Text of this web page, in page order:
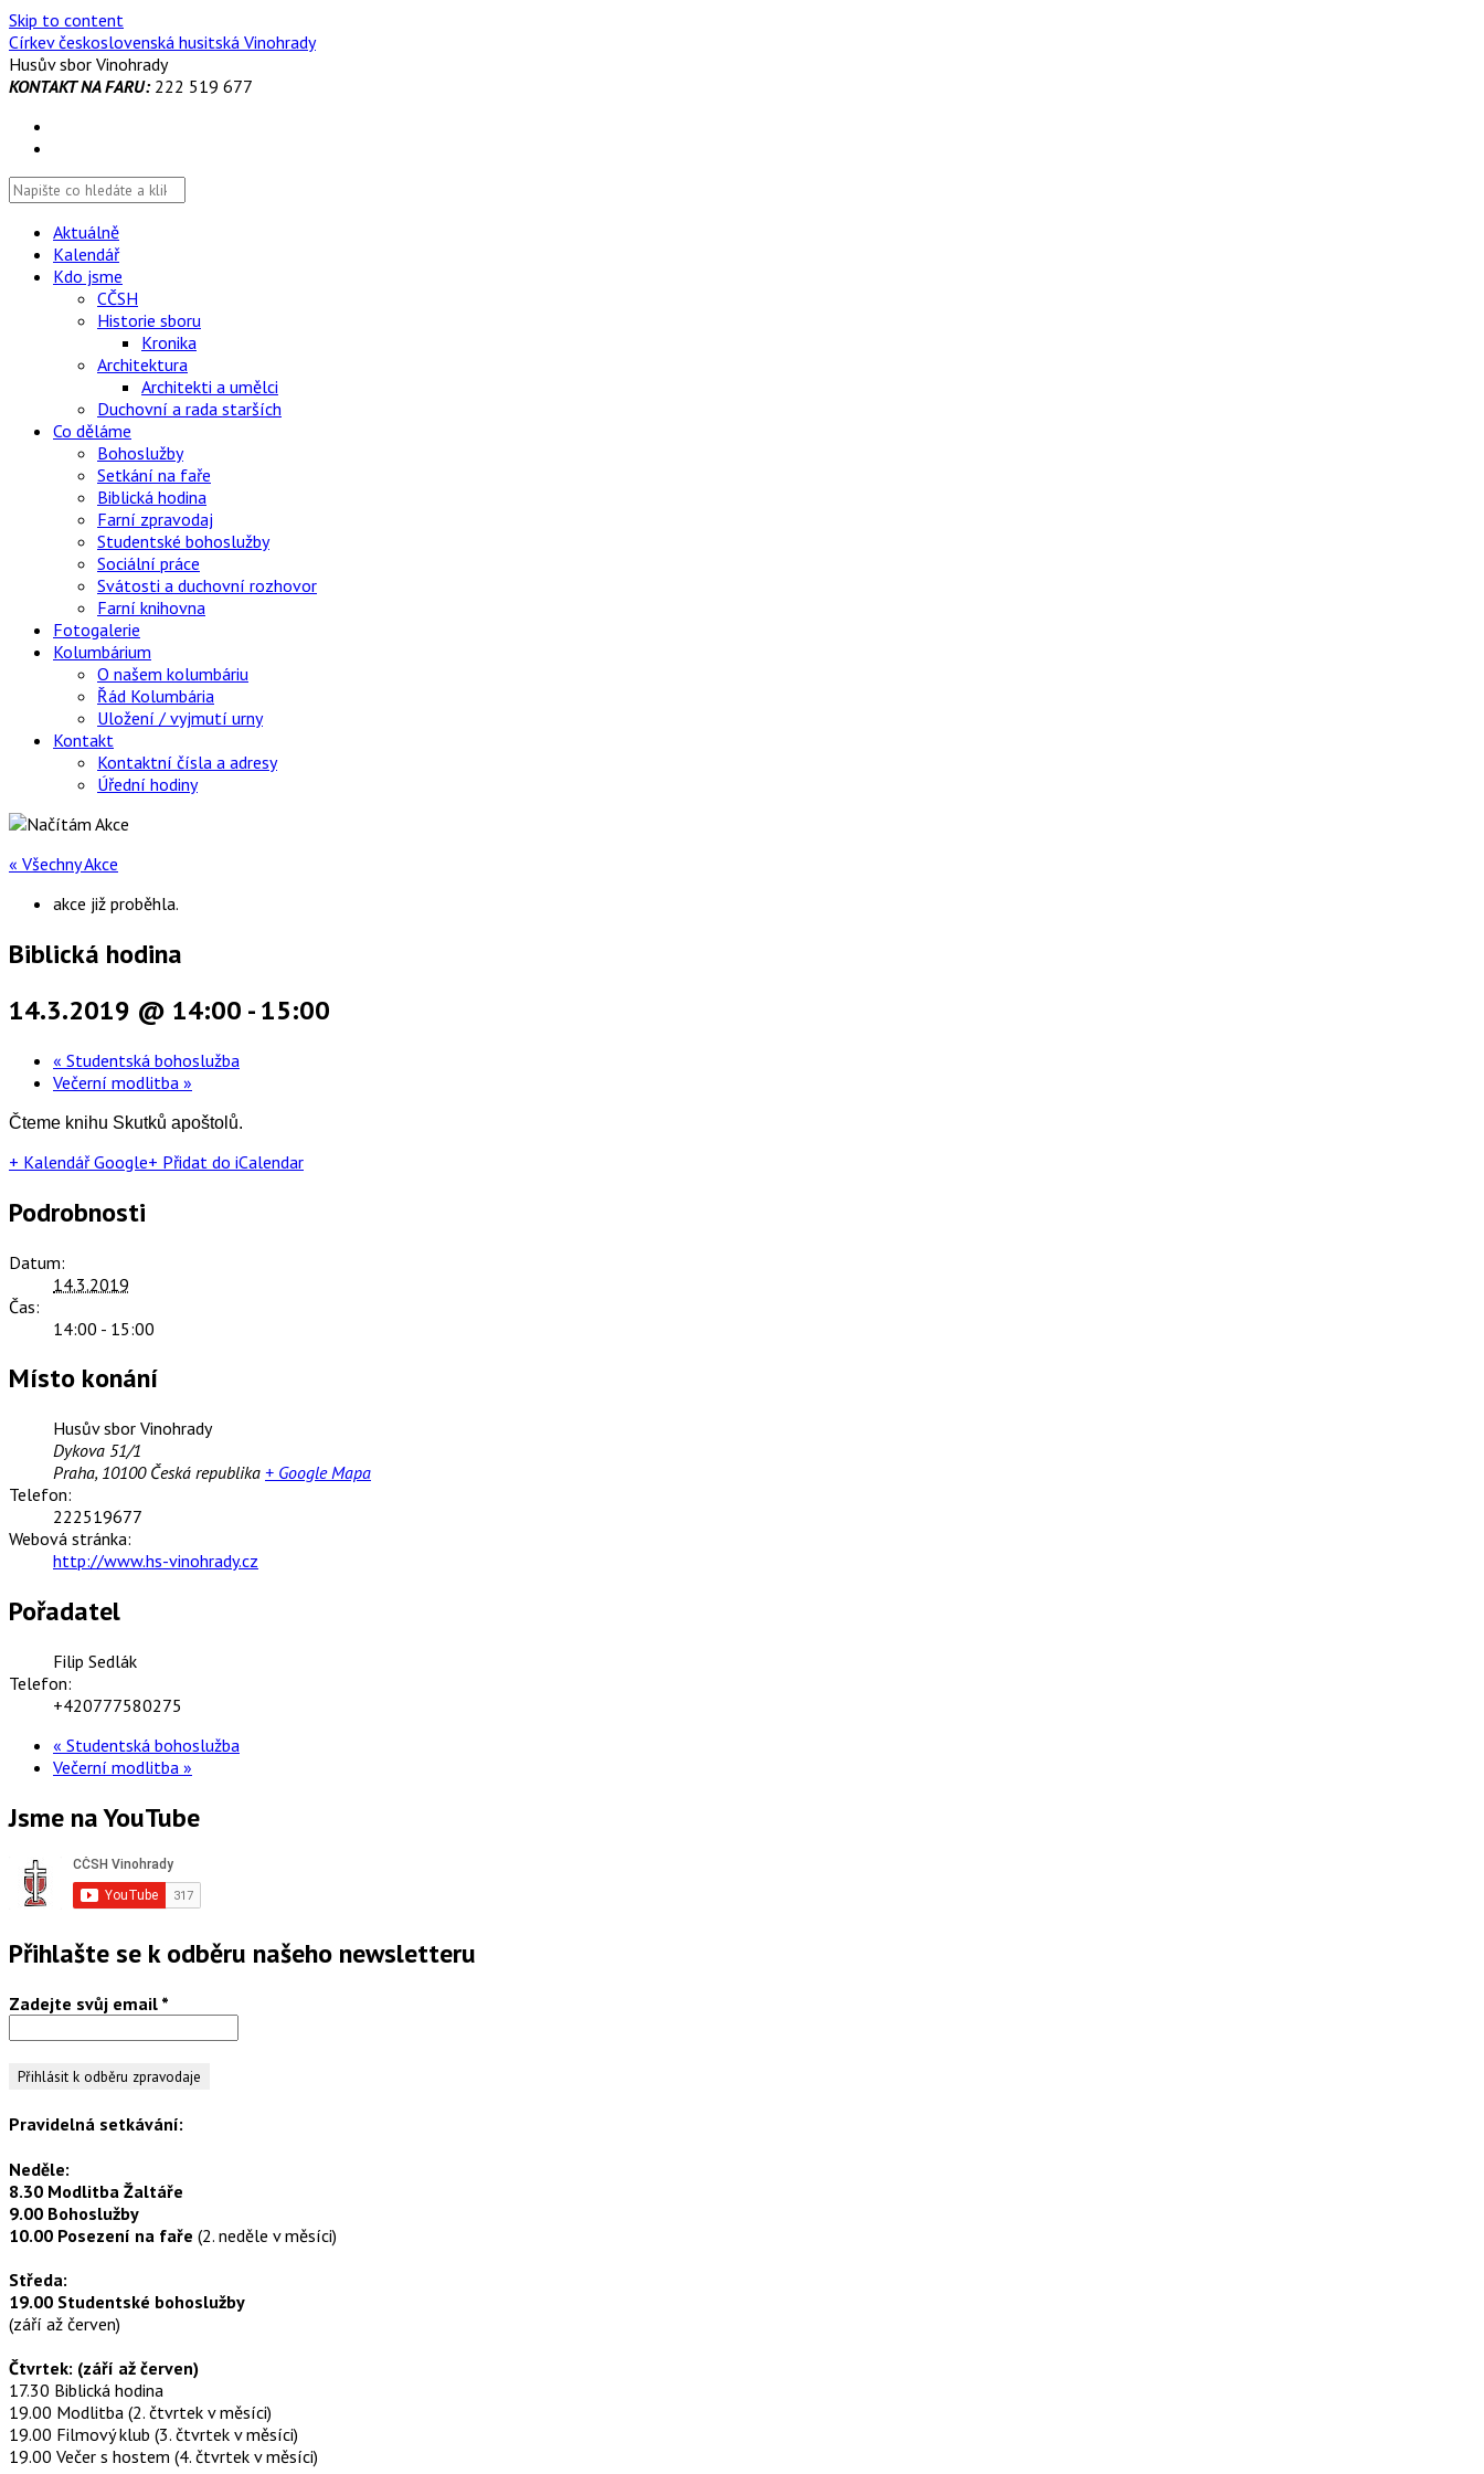
Skip to content
Církev československá husitská Vinohrady
Husův sbor Vinohrady
KONTAKT NA FARU:222 519 677
Aktuálně
Kalendář
Kdo jsme
CČSH
Historie sboru
Kronika
Architektura
Architekti a umělci
Duchovní a rada starších
Co děláme
Bohoslužby
Setkání na faře
Biblická hodina
Farní zpravodaj
Studentské bohoslužby
Sociální práce
Svátosti a duchovní rozhovor
Farní knihovna
Fotogalerie
Kolumbárium
O našem kolumbáriu
Řád Kolumbária
Uložení / vyjmutí urny
Kontakt
Kontaktní čísla a adresy
Úřední hodiny
« Všechny Akce
akce již proběhla.
Biblická hodina
14.3.2019 @ 14:00 -15:00
« Studentská bohoslužba
Večerní modlitba »
Čteme knihu Skutků apoštolů.
+ Kalendář Google+ Přidat do iCalendar
Podrobnosti
Datum:
14.3.2019
Čas:
14:00 - 15:00
Místo konání
Husův sbor Vinohrady
Dykova 51/1
Praha, 10100 Česká republika + Google Mapa
Telefon:
222519677
Webová stránka:
http://www.hs-vinohrady.cz
Pořadatel
Filip Sedlák
Telefon:
+420777580275
« Studentská bohoslužba
Večerní modlitba »
Jsme na YouTube
Přihlašte se k odběru našeho newsletteru
Zadejte svůj email *
Pravidelná setkávání:
Neděle:
8.30 Modlitba Žaltáře
9.00 Bohoslužby
10.00 Posezení na faře (2. neděle v měsíci)
Středa:
19.00 Studentské bohoslužby
(září až červen)
Čtvrtek: (září až červen)
17.30 Biblická hodina
19.00 Modlitba (2. čtvrtek v měsíci)
19.00 Filmový klub (3. čtvrtek v měsíci)
19.00 Večer s hostem (4. čtvrtek v měsíci)